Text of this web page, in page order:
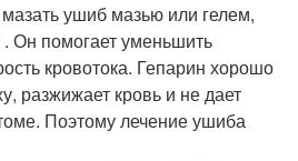
ушиб мазью или гелем,
Он помогает уменьшить
кровотока. Гепарин хорошо
разжижает кровь и не дает
Поэтому лечение ушиба